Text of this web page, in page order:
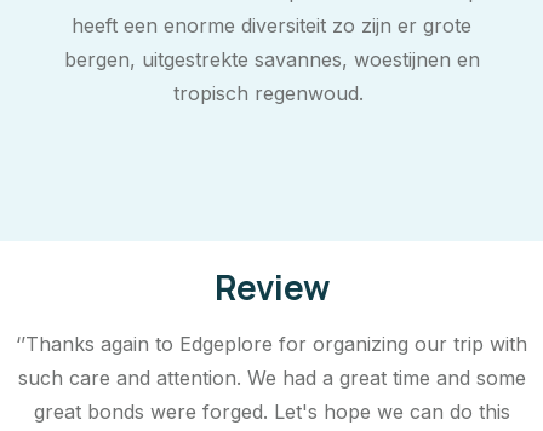
heeft een enorme diversiteit zo zijn er grote
bergen, uitgestrekte savannes, woestijnen en
tropisch regenwoud.
Review
‘’Thanks again to Edgeplore for organizing our trip with
such care and attention. We had a great time and some
great bonds were forged. Let's hope we can do this